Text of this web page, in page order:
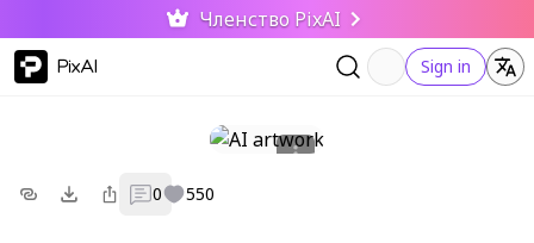
Членство PixAI
PixAI Sign in
0 550